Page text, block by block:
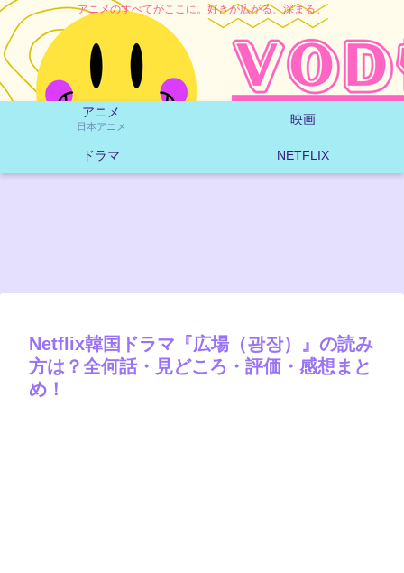
アニメのすべてがここに。好きが広がる、深まる。
アニメ
日本アニメ 映画
ドラマ NETFLIX
Netflix韓国ドラマ『広場（광장）』の読み
方は？全何話・見どころ・評価・感想まと
め！